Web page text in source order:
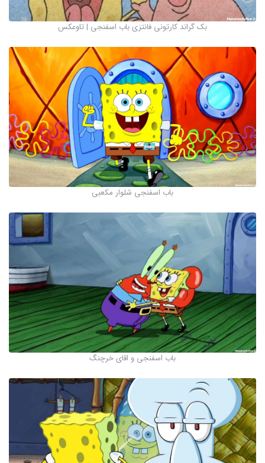
بک گراند کارتونی فانتزی باب اسفنجی | تاوعکس
باب اسفنجی شلوار مکعبی
باب اسفنجی و اقای خرچنگ